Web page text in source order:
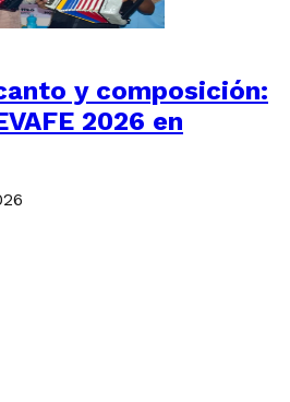
y composición:
2026 en